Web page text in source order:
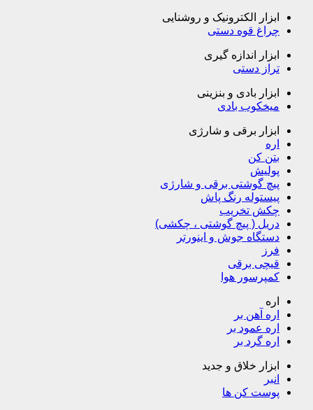
ابزار الکترونیک و روشنایی
چراغ قوه دستی
ابزار اندازه گیری
تراز دستی
ابزار بادی و بنزینی
میخکوب بادی
ابزار برقی و شارژی
اره
بتن کن
پولیش
پیچ گوشتی برقی و شارژی
پیستوله رنگ پاش
چکش تخریب
دریل ( پیچ گوشتی ، چکشی)
دستگاه جوش و اینورتر
فرز
قیچی برقی
کمپرسور هوا
اره
اره آهن بر
اره عمود بر
اره گرد بر
ابزار خلاق و جدید
انبر
پوست کن ها